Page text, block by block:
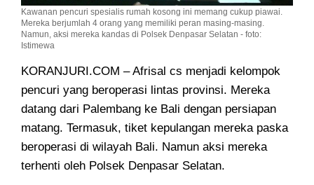
Kawanan pencuri spesialis rumah kosong ini memang cukup piawai.
Mereka berjumlah 4 orang yang memiliki peran masing-masing.
Namun, aksi mereka kandas di Polsek Denpasar Selatan - foto:
Istimewa
KORANJURI.COM – Afrisal cs menjadi kelompok
pencuri yang beroperasi lintas provinsi. Mereka
datang dari Palembang ke Bali dengan persiapan
matang. Termasuk, tiket kepulangan mereka paska
beroperasi di wilayah Bali. Namun aksi mereka
terhenti oleh Polsek Denpasar Selatan.